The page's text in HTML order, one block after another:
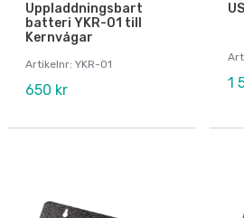
Uppladdningsbart
batteri YKR-01 till
Kernvågar
Artikelnr: YKR-01
650 kr 1